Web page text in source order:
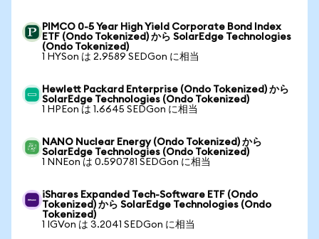
PIMCO 0-5 Year High Yield Corporate Bond Index
ETF (Ondo Tokenized) から SolarEdge Technologies
(Ondo Tokenized)
1 HYSon は 2.9589 SEDGon に相当
Hewlett Packard Enterprise (Ondo Tokenized) から
SolarEdge Technologies (Ondo Tokenized)
1 HPEon は 1.6645 SEDGon に相当
NANO Nuclear Energy (Ondo Tokenized) から
SolarEdge Technologies (Ondo Tokenized)
1 NNEon は 0.590781 SEDGon に相当
iShares Expanded Tech-Software ETF (Ondo
Tokenized) から SolarEdge Technologies (Ondo
Tokenized)
1 IGVon は 3.2041 SEDGon に相当